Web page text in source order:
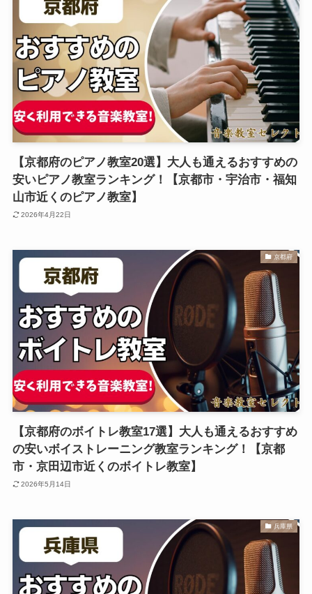
【京都府のピアノ教室20選】大人も通えるおすすめの
安いピアノ教室ランキング！【京都市・宇治市・福知
山市近くのピアノ教室】
2026年4月22日
京都府
【京都府のボイトレ教室17選】大人も通えるおすすめ
の安いボイストレーニング教室ランキング！【京都
市・京田辺市近くのボイトレ教室】
2026年5月14日
兵庫県